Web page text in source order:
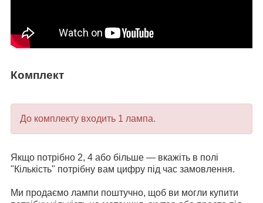
Комплект
До комплекту входить 1 лампа.
Якщо потрібно 2, 4 або більше — вкажіть в полі
"Кількість" потрібну вам цифру під час замовлення.
Ми продаємо лампи поштучно, щоб ви могли купити